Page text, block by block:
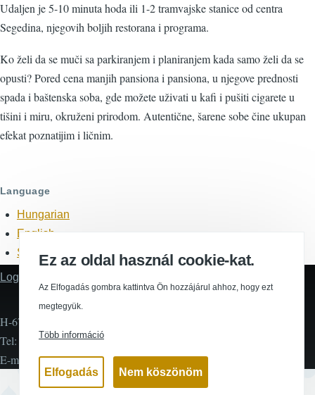
Udaljen je 5-10 minuta hoda ili 1-2 tramvajske stanice od centra
Segedina, njegovih boljih restorana i programa.
Ko želi da se muči sa parkiranjem i planiranjem kada samo želi da se
opusti? Pored cena manjih pansiona i pansiona, u njegove prednosti
spada i baštenska soba, gde možete uživati u kafi i pušiti cigarete u
tišini i miru, okruženi prirodom. Autentične, šarene sobe čine ukupan
efekat poznatijim i ličnim.
Language
Hungarian
English
Serbian
Footer
Login
H-6725 Szeged, Szent Ferenc u. 22/B
Tel: +36 30 362 1963 (H-V 8:00-20:00)
E-mail:
brindza.vendeghaz@gmail.com
Ez az oldal használ cookie-kat.
Az Elfogadás gombra kattintva Ön hozzájárul ahhoz, hogy ezt
megtegyük.
Több információ
Elfogadás Nem köszönöm